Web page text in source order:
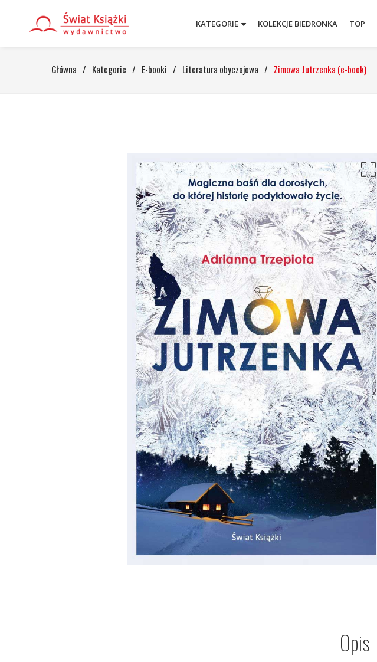
KATEGORIE KOLEKCJE BIEDRONKA TOP
Główna / Kategorie / E-booki / Literatura obyczajowa / Zimowa Jutrzenka (e-book)
Opis